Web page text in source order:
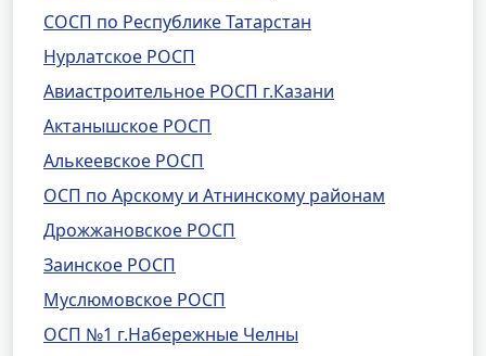
СОСП по Республике Татарстан
Нурлатское РОСП
Авиастроительное РОСП г.Казани
Актанышское РОСП
Алькеевское РОСП
ОСП по Арскому и Атнинскому районам
Дрожжановское РОСП
Заинское РОСП
Муслюмовское РОСП
ОСП №1 г.Набережные Челны